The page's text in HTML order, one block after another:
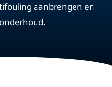
aanbrengen en